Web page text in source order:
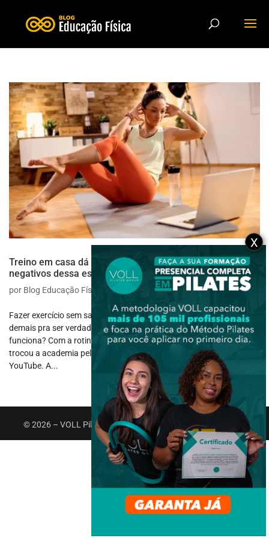
Treino em casa dá resultado? Veja os pontos positivos e
negativos dessa escolha
por Blog Educação Física jul 28, 2025 |Saúde e Bem-estar
Fazer exercício sem sair do quarto ou da sala parece conveniente
demais pra ser verdade, mas será que o treino em casa realmente
funciona? Com a rotina cada vez mais acelerada, muita gente
trocou a academia pelo tapetinho, o app no celular e os vídeos no
YouTube. A...
© 2026 – VOLL Pilates Group. Todos os direitos reservados.
X